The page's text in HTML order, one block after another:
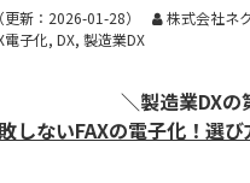
（更新： 2026-01-28）
株式会社ネ
電子化 DX 製造業DX
＼製造業DX
しないFAXの電子化！ 選